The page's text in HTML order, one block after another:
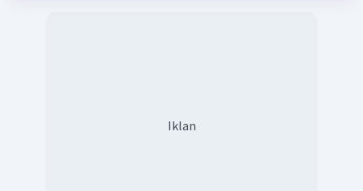
Iklan